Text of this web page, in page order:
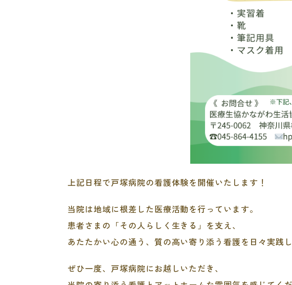
上記日程で戸塚病院の看護体験を開催いたします！
当院は地域に根差した医療活動を行っています。
患者さまの「その人らしく生きる」を支え、
あたたかい心の通う、質の高い寄り添う看護を日々実践
ぜひ一度、戸塚病院にお越しいただき、